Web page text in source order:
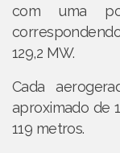
com uma
129,2 MW.
Cada
aproximado de
119 metros.